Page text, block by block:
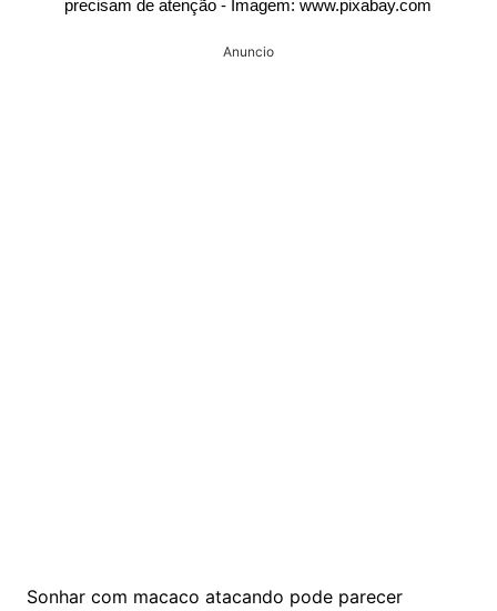
precisam de atenção - Imagem: www.pixabay.com
Anuncio
Sonhar com macaco atacando pode parecer